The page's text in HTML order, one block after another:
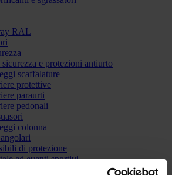
RAL
e protezioni antiurto
scaffalature
protettive
paraurti
pedonali
colonna
di protezione
ed eventi sportivi
traccialinee per campi sportivi